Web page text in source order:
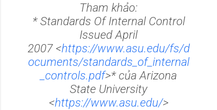
Tham khảo:
*Standards Of Internal Control
Issued April
2007<https://www.asu.edu/fs/d
ocuments/standards_of_internal
_controls.pdf>* của Arizona
State University
<https://www.asu.edu/>